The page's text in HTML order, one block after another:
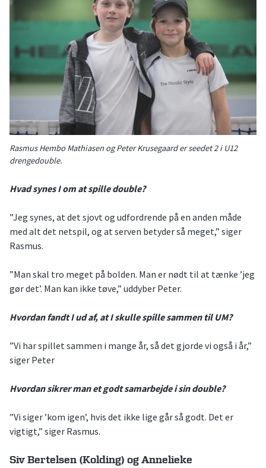
Rasmus Hembo Mathiasen og Peter Krusegaard er seedet 2 i U12
drengedouble.
Hvad synes I om at spille double?
”Jeg synes, at det sjovt og udfordrende på en anden måde
med alt det netspil, og at serven betyder så meget,” siger
Rasmus.
”Man skal tro meget på bolden. Man er nødt til at tænke ’jeg
gør det’. Man kan ikke tøve,” uddyber Peter.
Hvordan fandt I ud af, at I skulle spille sammen til UM?
”Vi har spillet sammen i mange år, så det gjorde vi også i år,”
siger Peter
Hvordan sikrer man et godt samarbejde i sin double?
”Vi siger ’kom igen’, hvis det ikke lige går så godt. Det er
vigtigt,” siger Rasmus.
Siv Bertelsen (Kolding) og Annelieke